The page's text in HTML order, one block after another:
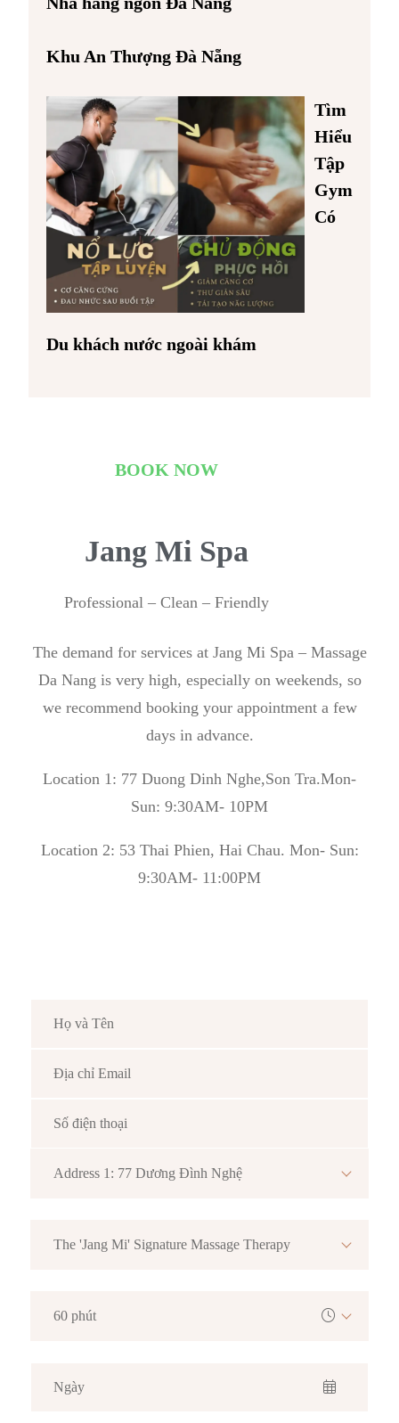
Khu An Thượng Đà Nẵng
Tìm
Hiểu
Tập
Gym
Có
Du khách nước ngoài khám
BOOK NOW
Jang Mi Spa
Professional – Clean – Friendly
The demand for services at Jang Mi Spa – Massage
Da Nang is very high, especially on weekends, so
we recommend booking your appointment a few
days in advance.
Location 1: 77 Duong Dinh Nghe,Son Tra.Mon-
Sun: 9:30AM- 10PM
Location 2: 53 Thai Phien, Hai Chau. Mon- Sun:
9:30AM- 11:00PM
Address 1: 77 Dương Đình Nghệ
The 'Jang Mi' Signature Massage Therapy
60 phút